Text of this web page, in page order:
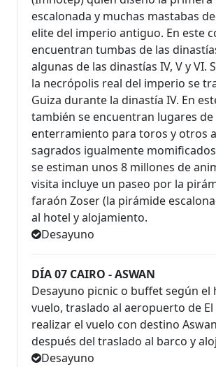
escalonada y muchas mastabas
elite del imperio antiguo. En este
encuentran tumbas de las
algunas de las dinastías IV, V y VI.
la necrópolis real del imperio se
Guiza durante la dinastía IV. En
también se encuentran lugares de
enterramiento para toros y otros
sagrados igualmente
se estiman unos 8 millones de
visita incluye un paseo por la
faraón Zoser (la pirámide
al hotel y alojamiento.
Desayuno
DÍA 07 CAIRO - ASWAN
Desayuno picnic o buffet según el
vuelo, traslado al aeropuerto de El
realizar el vuelo con destino
después del traslado al barco y
Desayuno